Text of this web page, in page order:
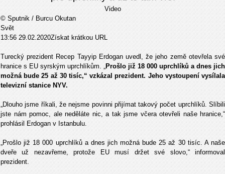
Video
© Sputnik / Burcu Okutan
Svět
13:56 29.02.2020Získat krátkou URL
Turecký prezident Recep Tayyip Erdogan uvedl, že jeho země otevřela své
hranice s EU syrským uprchlíkům. „Prošlo již 18 000 uprchlíků a dnes jich
možná bude 25 až 30 tisíc,“ vzkázal prezident. Jeho vystoupení vysílala
televizní stanice NYV.
„Dlouho jsme říkali, že nejsme povinni přijímat takový počet uprchlíků. Slíbili
jste nám pomoc, ale neděláte nic, a tak jsme včera otevřeli naše hranice,“
prohlásil Erdogan v Istanbulu.
„Prošlo již 18 000 uprchlíků a dnes jich možná bude 25 až 30 tisíc. A naše
dveře už nezavřeme, protože EU musí držet své slovo,“ informoval
prezident.